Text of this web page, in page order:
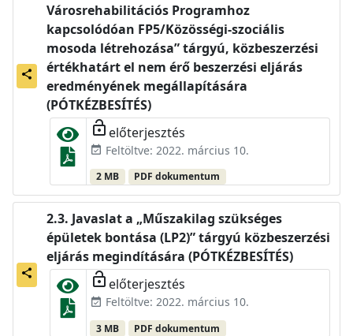
share
Városrehabilitációs Programhoz
kapcsolódóan FP5/Közösségi-szociális
mosoda létrehozása” tárgyú, közbeszerzési
értékhatárt el nem érő beszerzési eljárás
eredményének megállapítására
(PÓTKÉZBESÍTÉS)
lock_open előterjesztés
event_available Feltöltve: 2022. március 10.
2 MB PDF dokumentum
share
Javaslat a „Műszakilag szükséges
épületek bontása (LP2)” tárgyú közbeszerzési
eljárás megindítására (PÓTKÉZBESÍTÉS)
lock_open előterjesztés
event_available Feltöltve: 2022. március 10.
3 MB PDF dokumentum